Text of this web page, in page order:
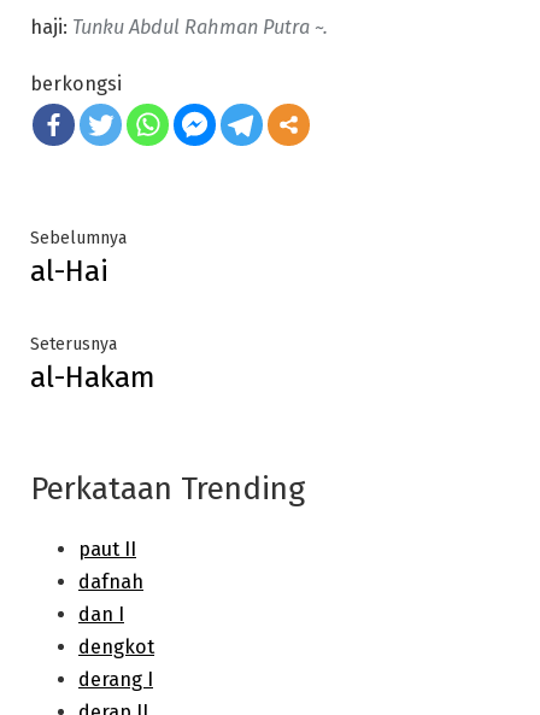
haji: Tunku Abdul Rahman Putra ~.
berkongsi
Post
navigation
SebelumnyaPrevious
al-Hai
SeterusnyaNext
post:
al-Hakam
Perkataan Trending